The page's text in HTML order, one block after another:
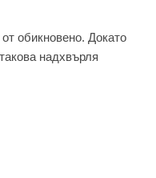
обикновено. Докато
надхвърля